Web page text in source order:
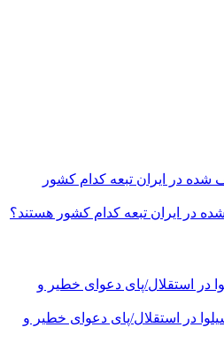
در ایران تبعه کدام کشور هستند؟
در استقلال/پای دعوای خطیر و